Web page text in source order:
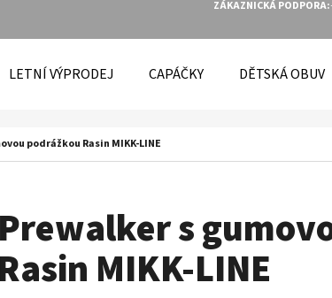
ZÁKAZNICKÁ PODPORA:
LETNÍ VÝPRODEJ CAPÁČKY DĚTSKÁ OBUV
podrážkou Rasin MIKK-LINE
s
Rasin MIKK-LINE